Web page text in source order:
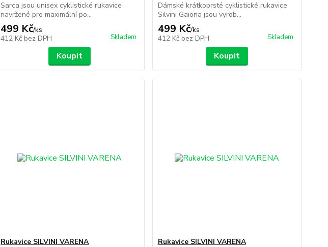
Sarca jsou unisex cyklistické rukavice
navržené pro maximální po...
499 Kč/ks
412 Kč bez DPH Skladem
Koupit
Dámské krátkoprsté cyklistické rukavice
Silvini Gaiona jsou vyrob...
499 Kč/ks
412 Kč bez DPH Skladem
Koupit
Rukavice SILVINI VARENA
Rukavice SILVINI VARENA